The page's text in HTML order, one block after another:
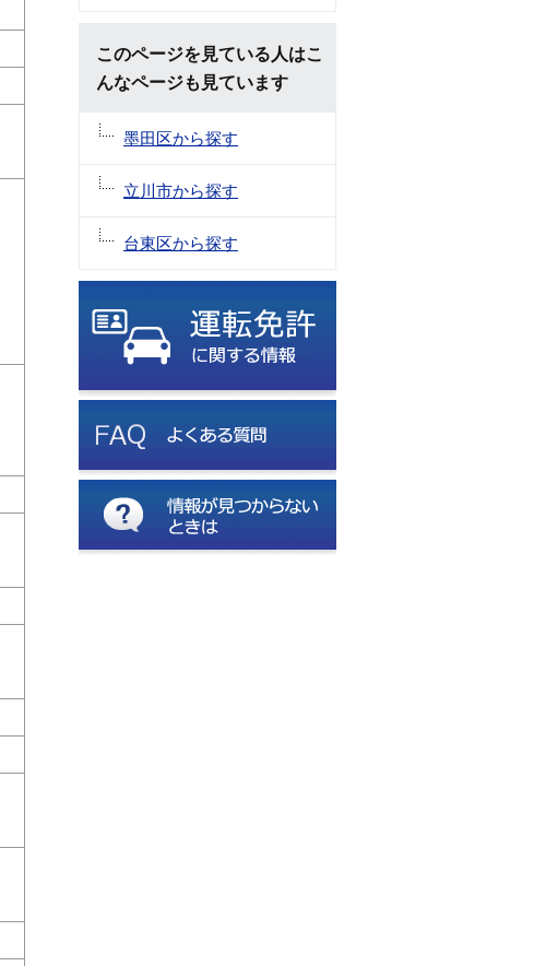
このページを見ている人はこ
んなページも見ています
墨田区から探す
立川市から探す
台東区から探す